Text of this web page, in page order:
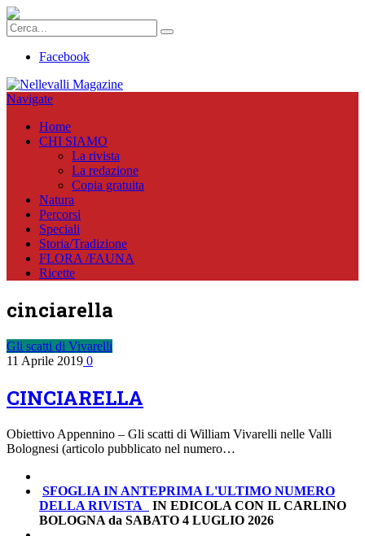
Facebook
Navigate
Home
CHI SIAMO
La rivista
La redazione
Copia gratuita
Natura
Percorsi
Speciali
Storia/Tradizione
FLORA /FAUNA
Ricette
cinciarella
Gli scatti di Vivarelli
11 Aprile 2019 0
CINCIARELLA
Obiettivo Appennino – Gli scatti di William Vivarelli nelle Valli
Bolognesi (articolo pubblicato nel numero…
SFOGLIA IN ANTEPRIMA L'ULTIMO NUMERO
DELLA RIVISTA
IN EDICOLA CON IL CARLINO
BOLOGNA da SABATO 4 LUGLIO 2026